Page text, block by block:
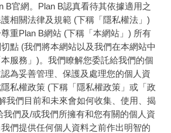
B官網。 Plan B認真看待其依據適用之
相關法律及規範 (下稱「隱私權法」)
重Plan B網站 (下稱「本網站」) 所有
點 (我們將本網站以及我們在本網站中
服務」)。我們瞭解您委託給我們的個
為妥善管理、保護及處理您的個人資
私權政策 (下稱「隱私權政策」或「政
我們目前和未來會如何收集、使用、揭
我們及/或我們所擁有和您有關的個人資
們提供任何個人資料之前作出明智的